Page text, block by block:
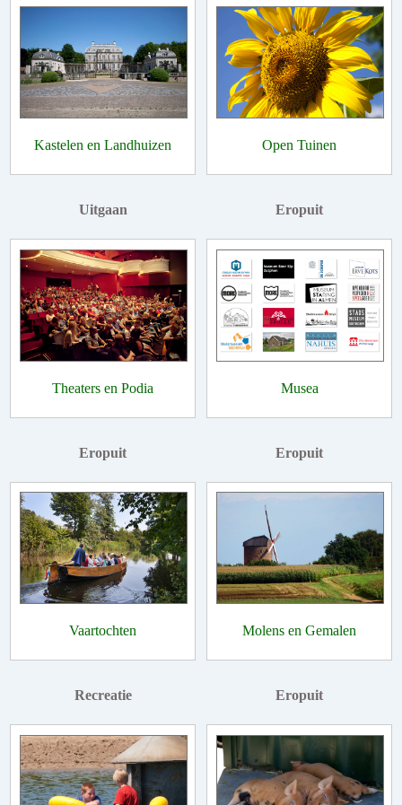
Kastelen en Landhuizen Open Tuinen
Uitgaan
Theaters en Podia
Eropuit
Musea
Eropuit
Vaartochten
Eropuit
Molens en Gemalen
Recreatie Eropuit